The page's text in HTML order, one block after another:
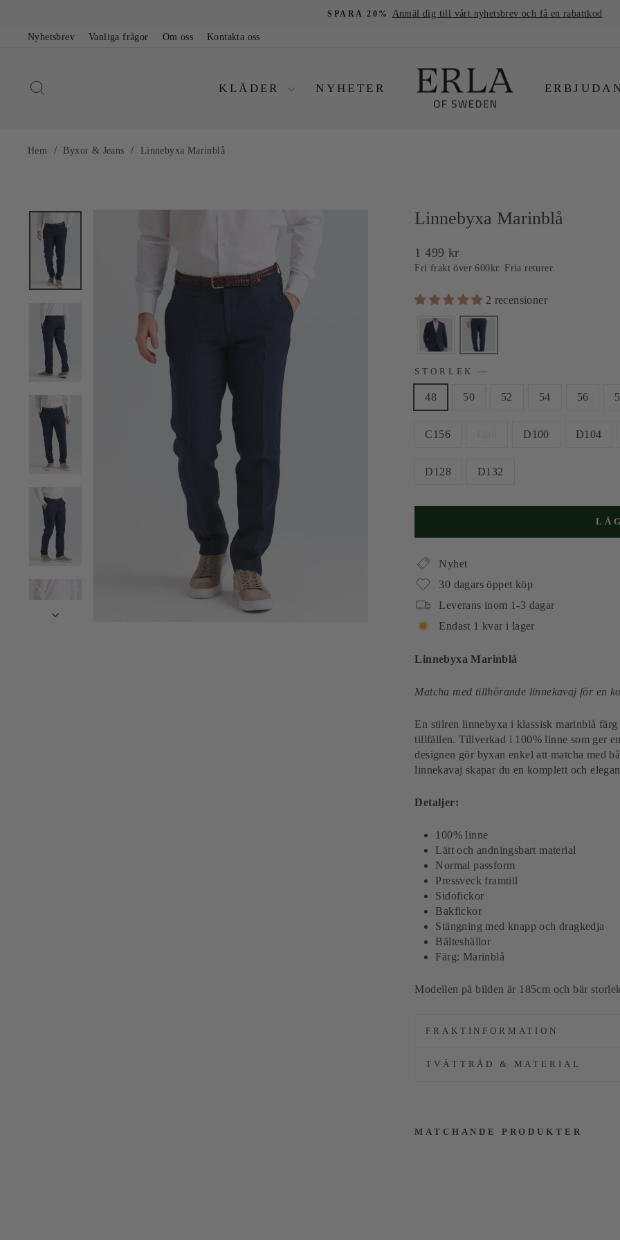
4.8/5 ⭐⭐⭐⭐⭐ 1-3 dagars leveranstid | 30 dagars öppet köp
Nyhetsbrev Vanliga frågor Om oss Kontakta oss
KLÄDER NYHETER
Hem / Byxor & Jeans / Linnebyxa Marinblå
Linnebyxa Marinblå
Ordinarie
pris
1 499 kr
Fri frakt över 600kr. Fria returer.
2 recensioner
STORLEK—
48 50 52 54 56
C156 D100 D104
D128 D132
Nyhet
30 dagars öppet köp
Leverans inom 1-3 dagar
Endast 1 kvar i lager
Linnebyxa Marinblå
Matcha med tillhörande linnekavaj för en
En stilren linnebyxa i klassisk marinblå
tillfällen. Tillverkad i 100% linne som ger
designen gör byxan enkel att matcha med
linnekavaj skapar du en komplett och
Detaljer:
100% linne
Lätt och andningsbart material
Normal passform
Pressveck framtill
Sidofickor
Bakfickor
Stängning med knapp och dragkedja
Bälteshällor
Färg: Marinblå
Modellen på bilden är 185cm och bär
FRAKTINFORMATION
TVÄTTRÅD & MATERIAL
MATCHANDE PRODUKTER